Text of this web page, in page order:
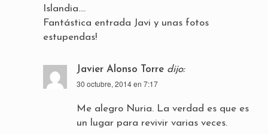
Islandia….
Fantástica entrada Javi y unas fotos
estupendas!
Javier Alonso Torre dijo:
30 octubre, 2014 en 7:17
Me alegro Nuria. La verdad es que es
un lugar para revivir varias veces.